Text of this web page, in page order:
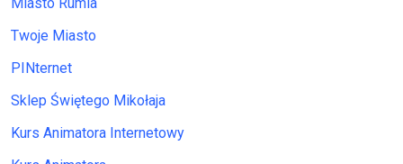
Twoje Miasto
PINternet
Sklep Świętego Mikołaja
Kurs Animatora Internetowy